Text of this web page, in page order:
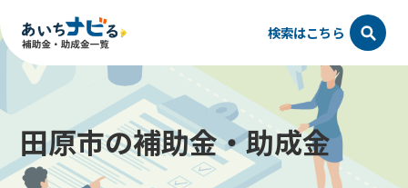
田原市の補助金・助成金
検索はこちら